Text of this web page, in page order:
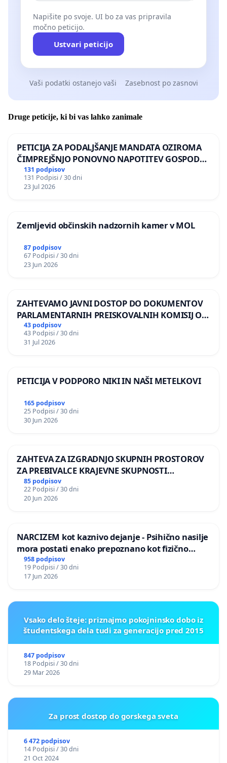
Napišite po svoje. UI bo za vas pripravila
močno peticijo.
Ustvari peticijo
Vaši podatki ostanejo vaši Zasebnost po zasnovi
Druge peticije, ki bi vas lahko zanimale
PETICIJA ZA PODALJŠANJE MANDATA OZIROMA
ČIMPREJŠNJO PONOVNO NAPOTITEV GOSPODA
BERNARDA ŠRAJNERJA NA VELEPOSLANIŠTVO
REPUBLIKE SLOVENIJE V MOSKVI
131 podpisov
131 Podpisi / 30 dni
23 Jul 2026
Zemljevid občinskih nadzornih kamer v MOL
87 podpisov
67 Podpisi / 30 dni
23 Jun 2026
ZAHTEVAMO JAVNI DOSTOP DO DOKUMENTOV
PARLAMENTARNIH PREISKOVALNIH KOMISIJ O
ILEGALNI TRGOVINI Z OROŽJEM
43 podpisov
43 Podpisi / 30 dni
31 Jul 2026
PETICIJA V PODPORO NIKI IN NAŠI METELKOVI
165 podpisov
25 Podpisi / 30 dni
30 Jun 2026
ZAHTEVA ZA IZGRADNJO SKUPNIH PROSTOROV
ZA PREBIVALCE KRAJEVNE SKUPNOSTI
PRESTRANEK
85 podpisov
22 Podpisi / 30 dni
20 Jun 2026
NARCIZEM kot kaznivo dejanje - Psihično nasilje
mora postati enako prepoznano kot fizično
nasilje
958 podpisov
19 Podpisi / 30 dni
17 Jun 2026
Vsako delo šteje: priznajmo pokojninsko dobo iz
študentskega dela tudi za generacijo pred 2015
847 podpisov
18 Podpisi / 30 dni
29 Mar 2026
Za prost dostop do gorskega sveta
6 472 podpisov
14 Podpisi / 30 dni
21 Oct 2024